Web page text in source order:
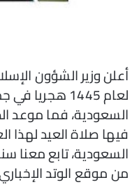
أعلن وزير الشؤون
لعام 1445
السعودية، فما موعد
فيها صلاة العيد لهذا
السعودية، تابع معنا
من موقع الوتد